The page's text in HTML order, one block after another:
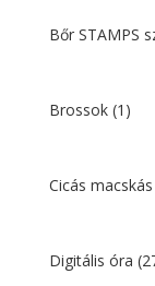
Bőr STAMPS
Brossok (1)
Cicás
Digitális óra